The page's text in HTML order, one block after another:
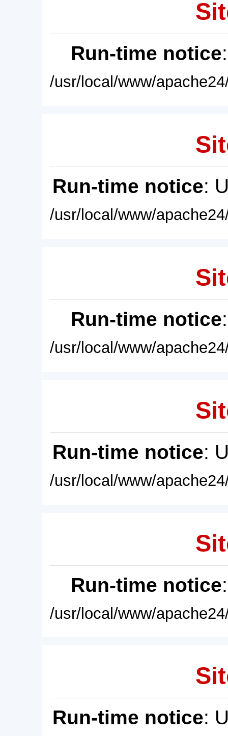
Run-time notice
/usr/local/www/
Run-time notice:
/usr/local/www/
Run-time notice
/usr/local/www/
Run-time notice:
/usr/local/www/
Run-time notice
/usr/local/www/
Run-time notice: